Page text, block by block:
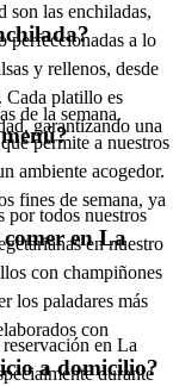
son las enchiladas,
perfeccionadas a lo
y rellenos, desde
Cada platillo es
garantizando una
de la semana.
permite a nuestros
ambiente acogedor.
fines de semana, ya
por todos nuestros
en nuestro
con champiñones
los paladares más
con
comer en La
en La
durante
a domicilio?